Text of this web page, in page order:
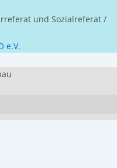
und Sozialreferat /
e.V.